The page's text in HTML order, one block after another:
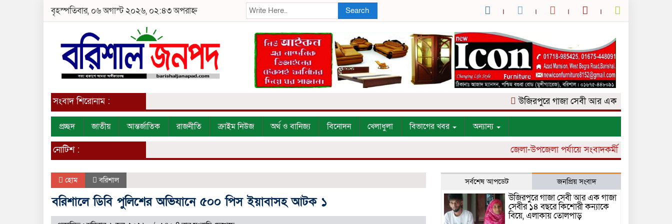
বৃহস্পতিবার, ০৬ অগাস্ট ২০২৬, ০২:৪৩ অপরাহ্ন Search
সংবাদ শিরোনাম : উজিরপুরে গাজা সেবী আর এক গাজা সেবীর ১৪
প্রচ্ছদ জাতীয় আন্তর্জাতিক রাজনীতি ক্রাইম নিউজ অর্থ ও বানিজ্য বিনোদন খেলাধুলা বিভাগের খবর অন্যান্য
নোটিশ : জেলা-উপজেলা পর্যায়ে সংবাদকর্মী নিয়োগ চলছে।
হোম বরিশাল
বরিশালে ডিবি পুলিশের অভিযানে ৫০০ পিস ইয়াবাসহ আটক ১
সর্বশেষ আপডেট জনপ্রিয় সংবাদ
উজিরপুরে গাজা সেবী আর এক গাজা
সেবীর ১৪ বছরে কিশোরী কন্যাকে
বিয়ে, এলাকায় তোলপাড়